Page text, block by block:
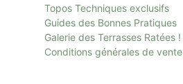
Topos Techniques exclusifs
Guides des Bonnes Pratiques
Galerie des Terrasses Ratées !
Conditions générales de vente